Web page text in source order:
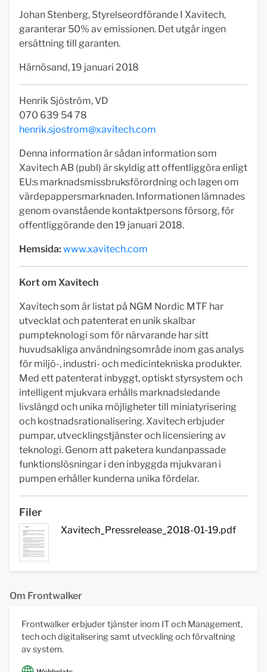
Johan Stenberg, Styrelseordförande I Xavitech,
garanterar 50% av emissionen. Det utgår ingen
ersättning till garanten.
Härnösand, 19 januari 2018
Henrik Sjöström, VD
070 639 54 78
henrik.sjostrom@xavitech.com
Denna information är sådan information som
Xavitech AB (publ) är skyldig att offentliggöra enligt
EU:s marknadsmissbruksförordning och lagen om
värdepappersmarknaden. Informationen lämnades
genom ovanstående kontaktpersons försorg, för
offentliggörande den 19 januari 2018.
Hemsida: www.xavitech.com
Kort om Xavitech
Xavitech som är listat på NGM Nordic MTF har
utvecklat och patenterat en unik skalbar
pumpteknologi som för närvarande har sitt
huvudsakliga användningsområde inom gas analys
för miljö-, industri- och medicintekniska produkter.
Med ett patenterat inbyggt, optiskt styrsystem och
intelligent mjukvara erhålls marknadsledande
livslängd och unika möjligheter till miniatyrisering
och kostnadsrationalisering. Xavitech erbjuder
pumpar, utvecklingstjänster och licensiering av
teknologi. Genom att paketera kundanpassade
funktionslösningar i den inbyggda mjukvaran i
pumpen erhåller kunderna unika fördelar.
Filer
Xavitech_Pressrelease_2018-01-19.pdf
Om Frontwalker
Frontwalker erbjuder tjänster inom IT och Management,
tech och digitalisering samt utveckling och förvaltning
av system.